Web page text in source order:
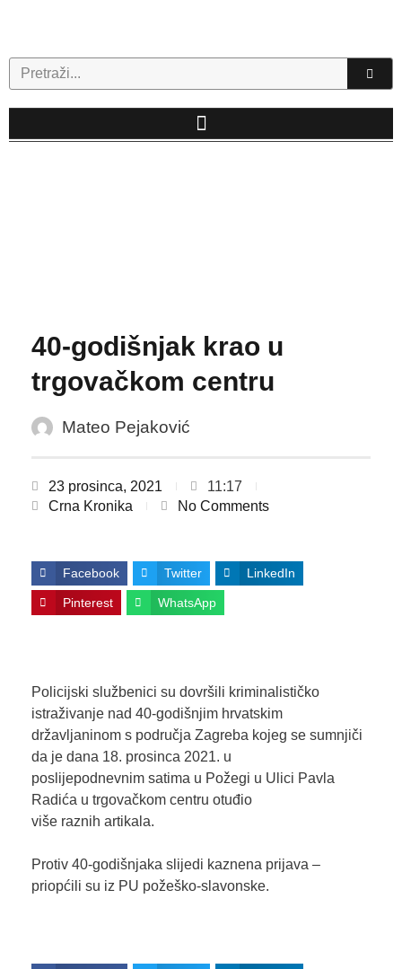
Search
40-godišnjak krao u
trgovačkom centru
Mateo Pejaković
23 prosinca, 2021
11:17
Crna Kronika
No Comments
Facebook Twitter LinkedIn
Pinterest WhatsApp
Policijski službenici su dovršili kriminalističko
istraživanje nad 40-godišnjim hrvatskim
državljaninom s područja Zagreba kojeg se sumnjiči
da je dana 18. prosinca 2021. u
poslijepodnevnim satima u Požegi u Ulici Pavla
Radića u trgovačkom centru otuđio
više raznih artikala.
Protiv 40-godišnjaka slijedi kaznena prijava –
priopćili su iz PU požeško-slavonske.